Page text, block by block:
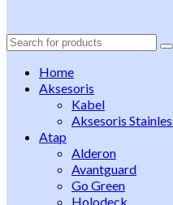
Search
Home
Aksesoris
Kabel
Aksesoris
Atap
Alderon
Avantguard
Go Green
Holodeck